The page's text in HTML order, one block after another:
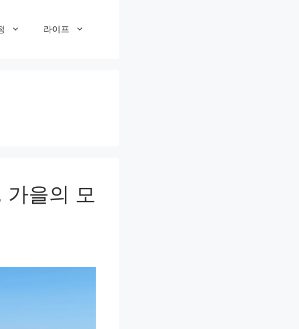
라이프
을의 모